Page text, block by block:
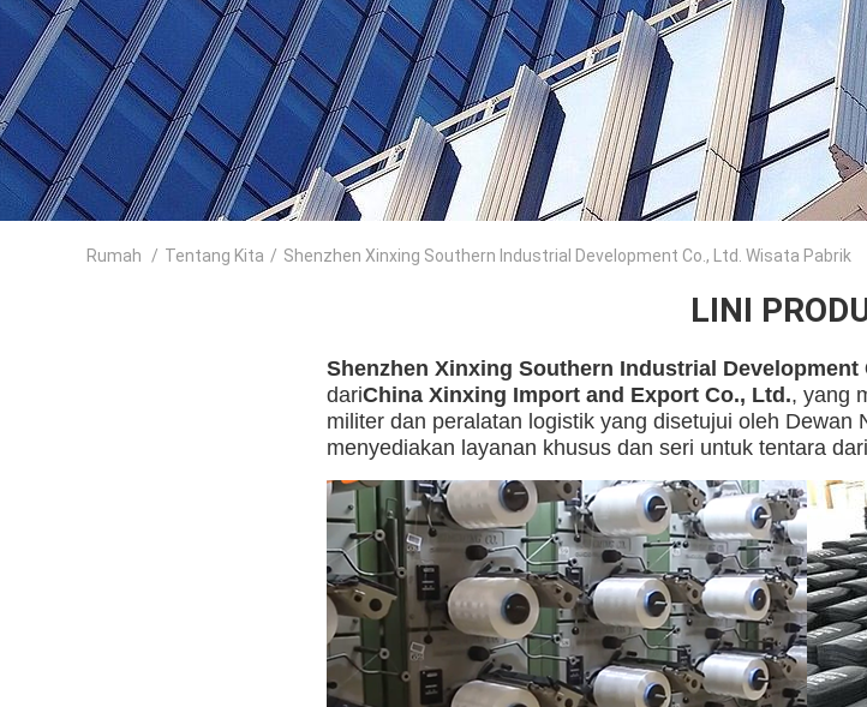
Rumah / Tentang Kita / Shenzhen Xinxing Southern Industrial Development Co., Ltd. Wisata Pabrik
LINI
Shenzhen Xinxing Southern Industrial Development
dariChina Xinxing Import and Export Co., Ltd., yang
militer dan peralatan logistik yang disetujui oleh Dewan
menyediakan layanan khusus dan seri untuk tentara